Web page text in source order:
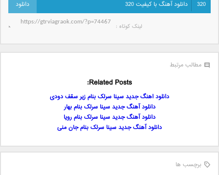
320
دانلود آهنگ با کیفیت 320
لینک کوتاه‌ :
مطالب مرتبط
Related Posts:
دانلود اهنگ جدید سینا سرلک بنام زیر سقف دودی
دانلود آهنگ جدید سینا سرلک بنام بهار
دانلود آهنگ جدید سینا سرلک بنام رویا
دانلود آهنگ جدید سینا سرلک بنام جان منی
برچسب ها